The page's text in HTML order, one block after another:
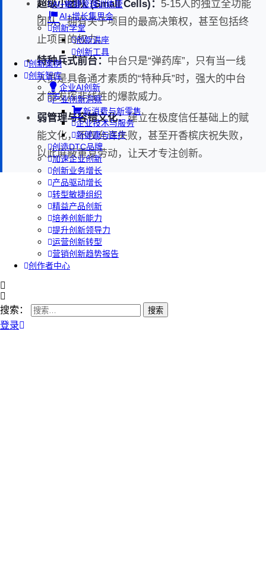
AI+敏捷管理训练营
AI+增长集思会
创新学堂
创新讲座
创新工具
创新案例
创新智库
企业AI创新
产业创新洞察
新消费与新零售
企业技术与服务
新健康与医疗
创造DTC品牌
加速企业创新
创新业务增长
产品驱动增长
转型敏捷组织
精益产品创新
培养创新能力
提升创新领导力
运营创新转型
营销创新趋势报告
创作者中心
搜索：
登录
超级小团队 (Small Cells)： 5-15人的独立全功能
团队，拥有关于项目的最高决策权，甚至包括终
止项目的权力。
特种兵式前台： 中台只是“弹药库”，只有当一线
人员是具备通才素质的“特种兵”时，强大的中台
才能发挥非线性的爆款威力。
弱管理与容错文化：建立在极度信任基础上的赋
能文化，不仅允许失败，甚至开香槟庆祝失败，
以此屏蔽重复劳动，让天才专注创新。